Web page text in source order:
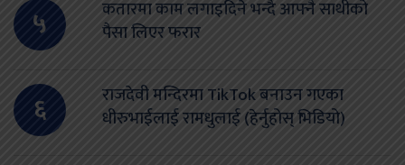
५
कतारमा काम लगाइदिने भन्दै आफ्नै साथीको
पैसा लिएर फरार
६
राजदेवी मन्दिरमा TikTok बनाउन गएका
धीरुभाईलाई रामधुलाई (हेर्नुहोस् भिडियो)